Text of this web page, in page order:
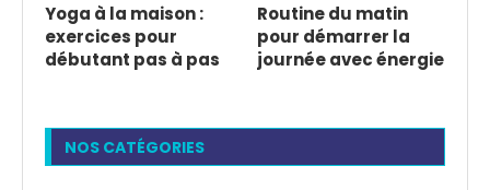
Yoga à la maison :
exercices pour
débutant pas à pas
Routine du matin
pour démarrer la
journée avec énergie
NOS CATÉGORIES